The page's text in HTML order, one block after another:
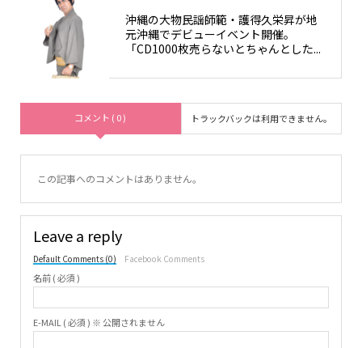
沖縄の大物民謡師範・護得久栄昇が地
元沖縄でデビューイベント開催。
「CD1000枚売らないとちゃんとした...
コメント ( 0 ) トラックバックは利用できません。
この記事へのコメントはありません。
Leave a reply
Default Comments (0) Facebook Comments
名前 ( 必須 )
E-MAIL ( 必須 ) ※ 公開されません